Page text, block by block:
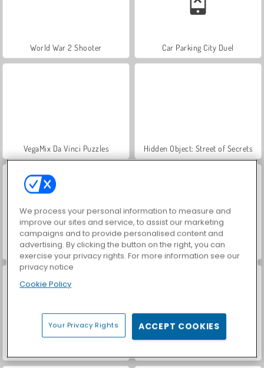
World War 2 Shooter Car Parking City Duel
VegaMix Da Vinci Puzzles Hidden Object: Street of Secrets
ASMR Makeover & Makeup Studio Farm Merge Valley
We process your personal information to measure and
improve our sites and service, to assist our marketing
campaigns and to provide personalised content and
advertising. By clicking the button on the right, you can
exercise your privacy rights. For more information see our
privacy notice
Cookie Policy
Your Privacy Rights ACCEPT COOKIES